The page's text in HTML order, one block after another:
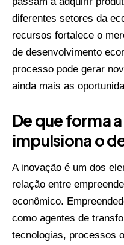
diferentes setores da
recursos fortalece o
de desenvolvimento
processo pode gerar
ainda mais as
De que forma
impulsiona o
A inovação é um dos
relação entre
econômico.
como agentes de
tecnologias, processos